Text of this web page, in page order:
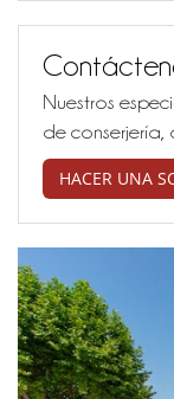
Nuestros
de conserjería,
HACER UNA